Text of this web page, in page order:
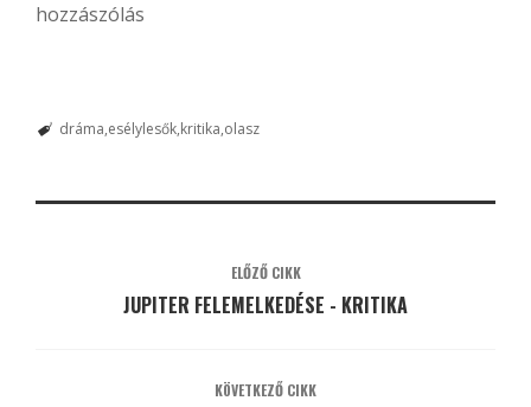
hozzászólás
dráma esélylesők kritika olasz
ELŐZŐ CIKK
JUPITER FELEMELKEDÉSE - KRITIKA
KÖVETKEZŐ CIKK